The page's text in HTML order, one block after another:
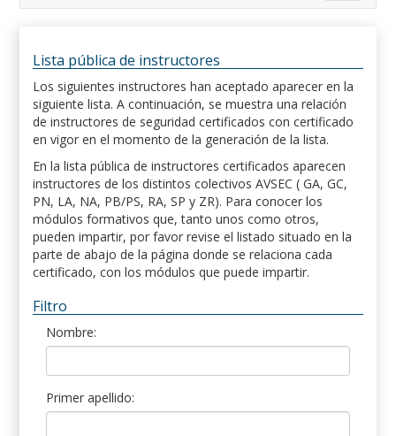
Lista pública de instructores
Los siguientes instructores han aceptado aparecer en la
siguiente lista. A continuación, se muestra una relación
de instructores de seguridad certificados con certificado
en vigor en el momento de la generación de la lista.
En la lista pública de instructores certificados aparecen
instructores de los distintos colectivos AVSEC ( GA, GC,
PN, LA, NA, PB/PS, RA, SP y ZR). Para conocer los
módulos formativos que, tanto unos como otros,
pueden impartir, por favor revise el listado situado en la
parte de abajo de la página donde se relaciona cada
certificado, con los módulos que puede impartir.
Filtro
Nombre:
Primer apellido: